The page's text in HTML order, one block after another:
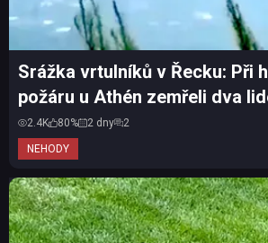
NEHODY
Srážka vrtulníků v Řecku: Při
požáru u Athén zemřeli dva
2.4K 80% 2 dny 2